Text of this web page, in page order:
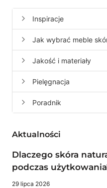
Inspiracje
Jak wybrać meble
Jakość i materiały
Pielęgnacja
Poradnik
Aktualności
Dlaczego skóra
podczas
29 lipca 2026